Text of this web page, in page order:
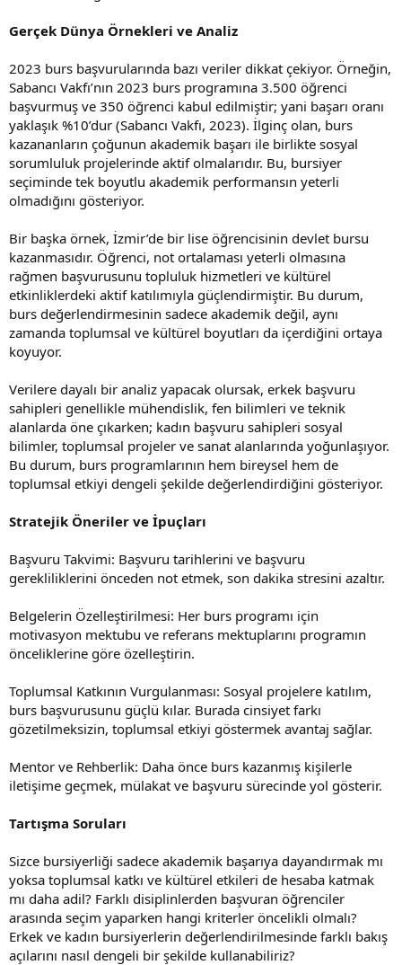
Gerçek Dünya Örnekleri ve Analiz
2023 burs başvurularında bazı veriler dikkat çekiyor. Örneğin,
Sabancı Vakfı’nın 2023 burs programına 3.500 öğrenci
başvurmuş ve 350 öğrenci kabul edilmiştir; yani başarı oranı
yaklaşık %10’dur (Sabancı Vakfı, 2023). İlginç olan, burs
kazananların çoğunun akademik başarı ile birlikte sosyal
sorumluluk projelerinde aktif olmalarıdır. Bu, bursiyer
seçiminde tek boyutlu akademik performansın yeterli
olmadığını gösteriyor.
Bir başka örnek, İzmir’de bir lise öğrencisinin devlet bursu
kazanmasıdır. Öğrenci, not ortalaması yeterli olmasına
rağmen başvurusunu topluluk hizmetleri ve kültürel
etkinliklerdeki aktif katılımıyla güçlendirmiştir. Bu durum,
burs değerlendirmesinin sadece akademik değil, aynı
zamanda toplumsal ve kültürel boyutları da içerdiğini ortaya
koyuyor.
Verilere dayalı bir analiz yapacak olursak, erkek başvuru
sahipleri genellikle mühendislik, fen bilimleri ve teknik
alanlarda öne çıkarken; kadın başvuru sahipleri sosyal
bilimler, toplumsal projeler ve sanat alanlarında yoğunlaşıyor.
Bu durum, burs programlarının hem bireysel hem de
toplumsal etkiyi dengeli şekilde değerlendirdiğini gösteriyor.
Stratejik Öneriler ve İpuçları
Başvuru Takvimi: Başvuru tarihlerini ve başvuru
gerekliliklerini önceden not etmek, son dakika stresini azaltır.
Belgelerin Özelleştirilmesi: Her burs programı için
motivasyon mektubu ve referans mektuplarını programın
önceliklerine göre özelleştirin.
Toplumsal Katkının Vurgulanması: Sosyal projelere katılım,
burs başvurusunu güçlü kılar. Burada cinsiyet farkı
gözetilmeksizin, toplumsal etkiyi göstermek avantaj sağlar.
Mentor ve Rehberlik: Daha önce burs kazanmış kişilerle
iletişime geçmek, mülakat ve başvuru sürecinde yol gösterir.
Tartışma Soruları
Sizce bursiyerliği sadece akademik başarıya dayandırmak mı
yoksa toplumsal katkı ve kültürel etkileri de hesaba katmak
mı daha adil? Farklı disiplinlerden başvuran öğrenciler
arasında seçim yaparken hangi kriterler öncelikli olmalı?
Erkek ve kadın bursiyerlerin değerlendirilmesinde farklı bakış
açılarını nasıl dengeli bir şekilde kullanabiliriz?